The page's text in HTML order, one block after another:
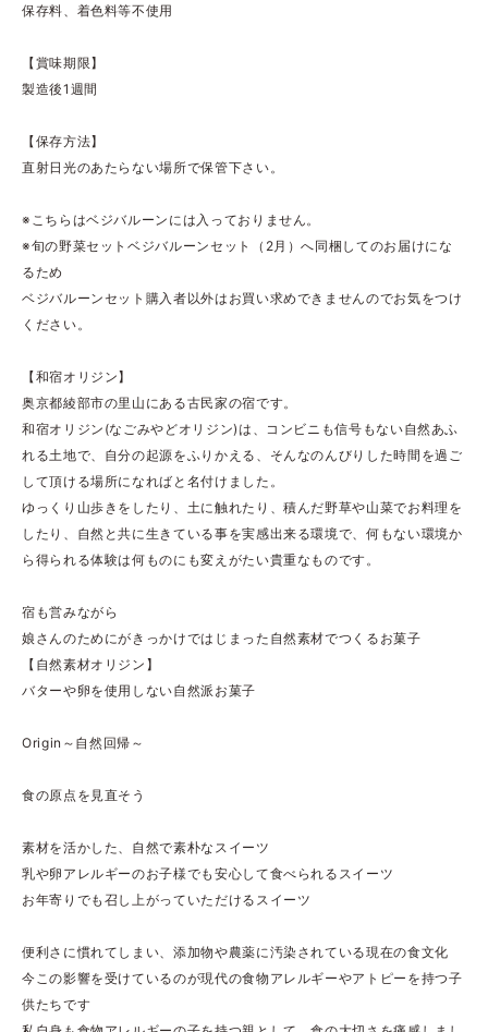
保存料、着色料等不使用
【賞味期限】
製造後1週間
【保存方法】
直射日光のあたらない場所で保管下さい。
※こちらはベジバルーンには入っておりません。
※旬の野菜セットベジバルーンセット（2月）へ同梱してのお届けにな
るため
ベジバルーンセット購入者以外はお買い求めできませんのでお気をつけ
ください。
【和宿オリジン】
奥京都綾部市の里山にある古民家の宿です。
和宿オリジン(なごみやどオリジン)は、コンビニも信号もない自然あふ
れる土地で、自分の起源をふりかえる、そんなのんびりした時間を過ご
して頂ける場所になればと名付けました。
ゆっくり山歩きをしたり、土に触れたり、積んだ野草や山菜でお料理を
したり、自然と共に生きている事を実感出来る環境で、何もない環境か
ら得られる体験は何ものにも変えがたい貴重なものです。
宿も営みながら
娘さんのためにがきっかけではじまった自然素材でつくるお菓子
【自然素材オリジン】
バターや卵を使用しない自然派お菓子
Origin～自然回帰～
食の原点を見直そう
素材を活かした、自然で素朴なスイーツ
乳や卵アレルギーのお子様でも安心して食べられるスイーツ
お年寄りでも召し上がっていただけるスイーツ
便利さに慣れてしまい、添加物や農薬に汚染されている現在の食文化
今この影響を受けているのが現代の食物アレルギーやアトピーを持つ子
供たちです